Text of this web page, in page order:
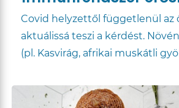
Covid helyzettől függetlenül az
aktuálissá teszi a kérdést.
(pl. Kasvirág, afrikai muskátli